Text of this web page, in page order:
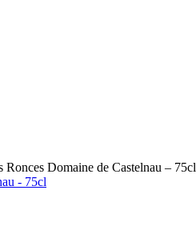
Domaine de Castelnau – 75cl